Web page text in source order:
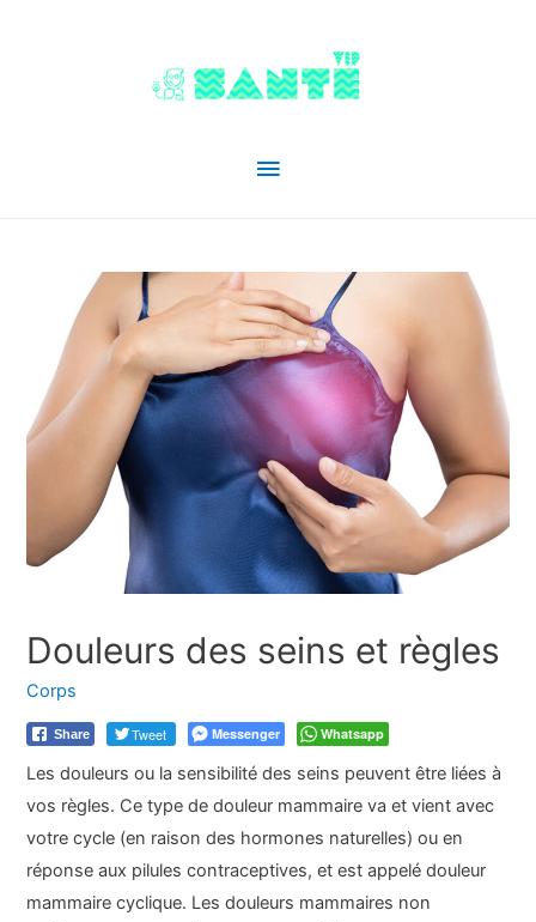
Menu
Douleurs des seins et règles
Corps
Share Tweet Messenger Whatsapp
Les douleurs ou la sensibilité des seins peuvent être liées à
vos règles. Ce type de douleur mammaire va et vient avec
votre cycle (en raison des hormones naturelles) ou en
réponse aux pilules contraceptives, et est appelé douleur
mammaire cyclique. Les douleurs mammaires non